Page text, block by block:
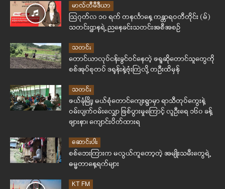
မာလ်တီမီဒီယာ
ဩဂုတ်လ ၁၀ ရက် တနင်္လာနေ့ ကန္တာရဝတီတိုင်း (မ်)
သတင်းဌာနရဲ့ ညနေခင်းသတင်းအစီအစဉ်
သတင်း
တောင်ယာလုပ်ငန်းခွင်ဝင်နေတဲ့ ဖရူဆိုတောင်သူတွေကို
စစ်အုပ်စုတပ် ဒရုန်းနဲ့ဗုံးကြဲလို့ တဦးထိမှန်
သတင်း
ဖယ်ခုံမြို့၊ မယ်စုံတောင်ကျေးရွာမှာ ရာသီတုပ်ကွေးနဲ့
ဝမ်းပျက်ဝမ်းလျှော ဖြစ်ပွားမှုကြောင့် လူဦးရေ ၁၆၀ ခန့်
ဖျားနာ၊ ကျောင်းပိတ်ထားရ
ဆောင်းပါး
စစ်ဘေးကြားက မလွယ်ကူတော့တဲ့ အမျိုးသမီးတွေရဲ့
ဓမ္မတာနေ့ရက်များ
KT FM